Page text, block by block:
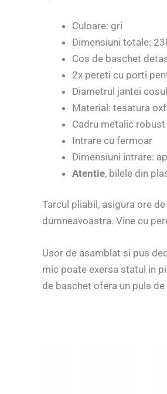
Culoare: gri
Dimensiuni totale:
Cos de baschet
2x pereti cu porti
Diametrul jantei
Material: tesatura
Cadru metalic
Intrare cu fermoar
Dimensiuni intrare:
Atentie, bilele din
Tarcul pliabil, asigura ore
dumneavoastra. Vine cu
Usor de asamblat si pus
mic poate exersa statul in
de baschet ofera un puls